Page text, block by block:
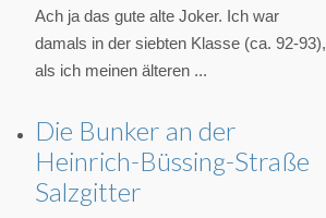
Ach ja das gute alte Joker. Ich war
damals in der siebten Klasse (ca. 92-93),
als ich meinen älteren ...
Die Bunker an der
Heinrich-Büssing-Straße
Salzgitter